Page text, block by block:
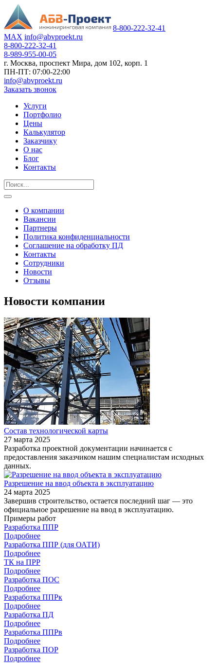
8-800-222-32-41
MAX info@abvproekt.ru
8-800-222-32-41
8-989-955-00-05
г. Москва, проспект Мира, дом 102, корп. 1
ПН-ПТ: 07:00-22:00
info@abvproekt.ru
Заказать звонок
Услуги
Портфолио
Цены
Калькулятор
Заказчику
О нас
Блог
Контакты
О компании
Вакансии
Партнеры
Политика конфиденциальности
Соглашение на обработку ПД
Контакты
Сотрудники
Новости
Отзывы
Новости компании
Состав технологической карты
27 марта 2025
Разработка проектной документации начинается с
предоставления заказчиком нашим специалистам исходных
данных.
Разрешение на ввод объекта в эксплуатацию
24 марта 2025
Завершив строительство, остается последний шаг — это
официальное разрешение на ввод в эксплуатацию.
Примеры работ
Разработка ППР
Подробнее
Разработка ППР (для ОАТИ)
Подробнее
ТК на ПРР
Подробнее
Разработка ПОС
Подробнее
Разработка ППРк
Подробнее
Разработка ПД
Подробнее
Разработка ППРв
Подробнее
Разработка ПОР
Подробнее